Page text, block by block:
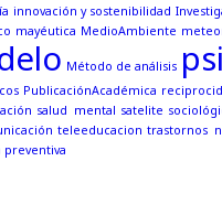
innovación y sostenibilidad
mayéutica MedioAmbiente
Método de análisis
PublicaciónAcadémica
salud mental satelite
teleeducacion trastornos
preventiva